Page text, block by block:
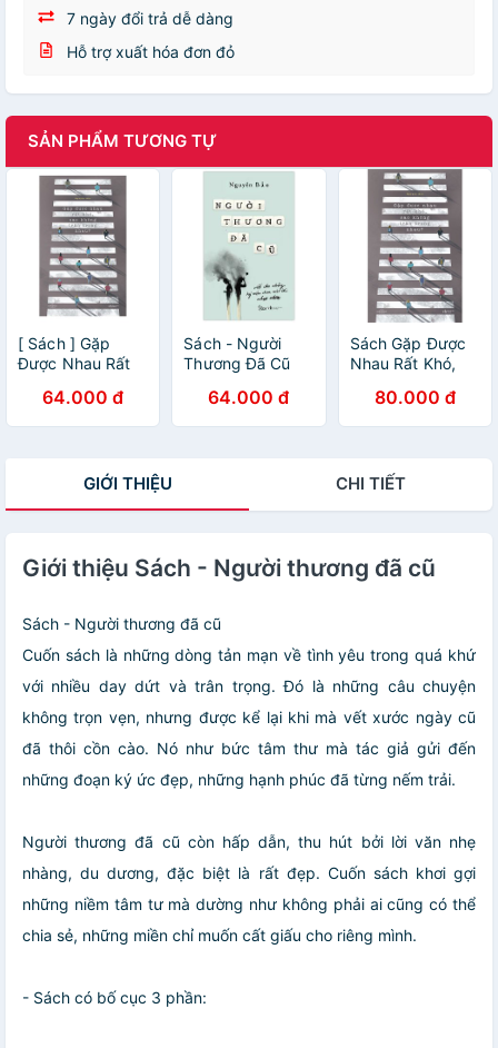
7 ngày đổi trả dễ dàng
Hỗ trợ xuất hóa đơn đỏ
SẢN PHẨM TƯƠNG TỰ
[ Sách ] Gặp
Được Nhau Rất
Trân Trọng Nhau
64.000 đ
Sách - Người
Thương Đã Cũ
64.000 đ
Sách Gặp Được
Nhau Rất Khó,
Trọng Nhau?
80.000 đ
GIỚI THIỆU CHI TIẾT
Giới thiệu Sách - Người thương đã cũ
Sách - Người thương đã cũ
Cuốn sách là những dòng tản mạn về tình yêu trong quá khứ
với nhiều day dứt và trân trọng. Đó là những câu chuyện
không trọn vẹn, nhưng được kể lại khi mà vết xước ngày cũ
đã thôi cồn cào. Nó như bức tâm thư mà tác giả gửi đến
những đoạn ký ức đẹp, những hạnh phúc đã từng nếm trải.
Người thương đã cũ còn hấp dẫn, thu hút bởi lời văn nhẹ
nhàng, du dương, đặc biệt là rất đẹp. Cuốn sách khơi gợi
những niềm tâm tư mà dường như không phải ai cũng có thể
chia sẻ, những miền chỉ muốn cất giấu cho riêng mình.
- Sách có bố cục 3 phần: